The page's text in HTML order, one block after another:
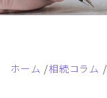
ホーム 相続コラム